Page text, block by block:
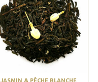
JASMIN & PÊCHE BLANCHE